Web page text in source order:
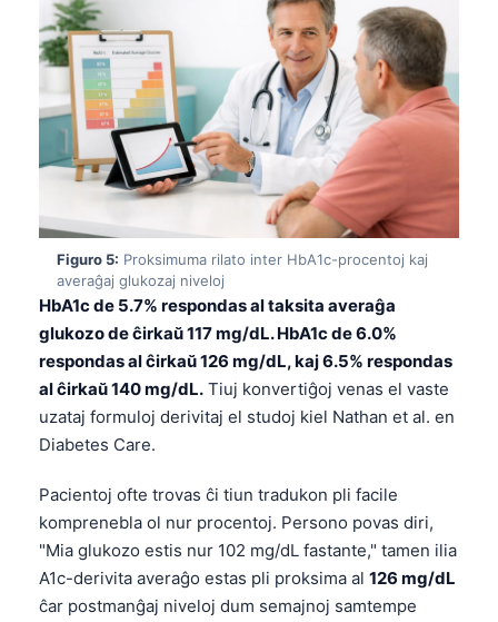
Figuro 5: Proksimuma rilato inter HbA1c-procentoj kaj
averaĝaj glukozaj niveloj
HbA1c de 5.7% respondas al taksita averaĝa
glukozo de ĉirkaŭ 117 mg/dL. HbA1c de 6.0%
respondas al ĉirkaŭ 126 mg/dL, kaj 6.5% respondas
al ĉirkaŭ 140 mg/dL. Tiuj konvertiĝoj venas el vaste
uzataj formuloj derivitaj el studoj kiel Nathan et al. en
Diabetes Care.
Pacientoj ofte trovas ĉi tiun tradukon pli facile
komprenebla ol nur procentoj. Persono povas diri,
"Mia glukozo estis nur 102 mg/dL fastante," tamen ilia
A1c-derivita averaĝo estas pli proksima al 126 mg/dL
ĉar postmanĝaj niveloj dum semajnoj samtempe